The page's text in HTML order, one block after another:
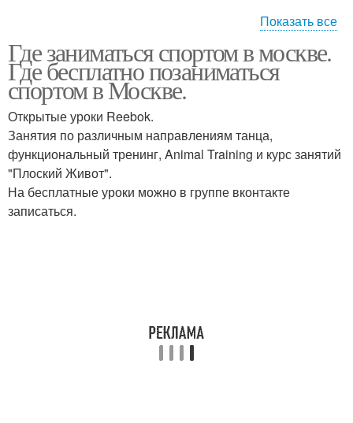
единоборства
Тренировки в москве
Показать все
Где заниматься спортом в москве.
Где бесплатно позаниматься
спортом в Москве.
Открытые уроки Reebok.
Занятия по различным направлениям танца,
функциональный тренинг, Animal Training и курс занятий
"Плоский Живот".
На бесплатные уроки можно в группе вконтакте
записаться.